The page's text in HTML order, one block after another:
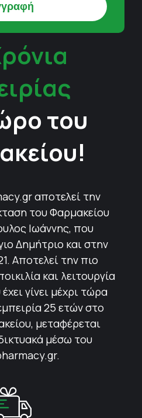
του
αποτελεί την
του Φαρμακείου
Ιωάννης, που
Δημήτριο και στην
Αποτελεί την πιο
και λειτουργία
γίνει μέχρι τώρα
25 ετών στο
μεταφέρεται
μέσω του